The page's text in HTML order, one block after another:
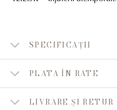
SPECIFICAȚII
PLATA ÎN RATE
LIVRARE ȘI RETUR